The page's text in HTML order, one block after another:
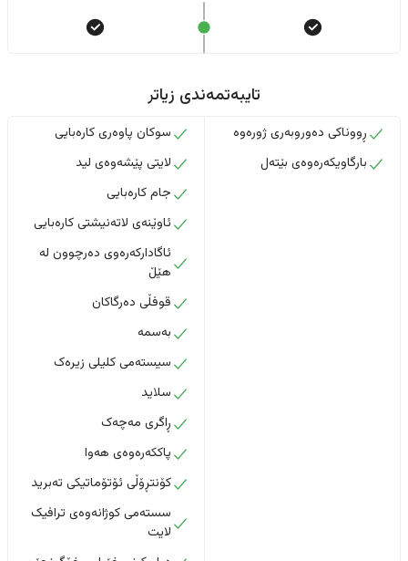
تایبەتمەندی زیاتر
ڕووناکی دەوروبەری ژورەوە
بارگاویکەرەوەی بێتەل
سوکان پاوەری کارەبایی
لایتی پێشەوەی لید
جام کارەبایی
ئاوێنەی لاتەنیشتی کارەبایی
ئاگادارکەرەوی دەرچوون لە
هێڵ
قوفڵی دەرگاکان
بەسمە
سیستەمی کلیلی زیرەک
سلاید
ڕاگری مەچەک
پاککەرەوەی هەوا
کۆنتڕۆڵی ئۆتۆماتیکی تەبرید
سستەمی کوژانەوەی ترافیک
لایت